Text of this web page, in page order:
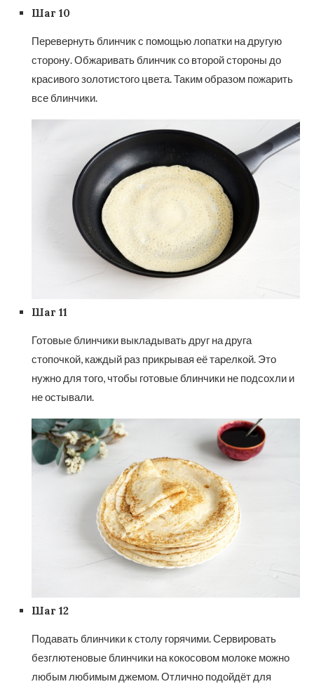
Шаг 10
Перевернуть блинчик с помощью лопатки на другую
сторону. Обжаривать блинчик со второй стороны до
красивого золотистого цвета. Таким образом пожарить
все блинчики.
Шаг 11
Готовые блинчики выкладывать друг на друга
стопочкой, каждый раз прикрывая её тарелкой. Это
нужно для того, чтобы готовые блинчики не подсохли и
не остывали.
Шаг 12
Подавать блинчики к столу горячими. Сервировать
безглютеновые блинчики на кокосовом молоке можно
любым любимым джемом. Отлично подойдёт для